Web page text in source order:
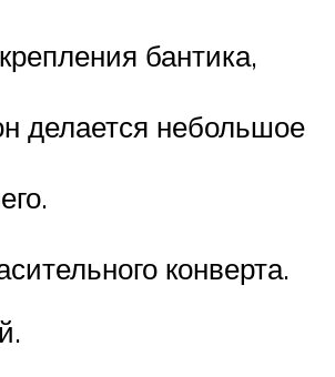
бантика,
делается небольшое
конверта.